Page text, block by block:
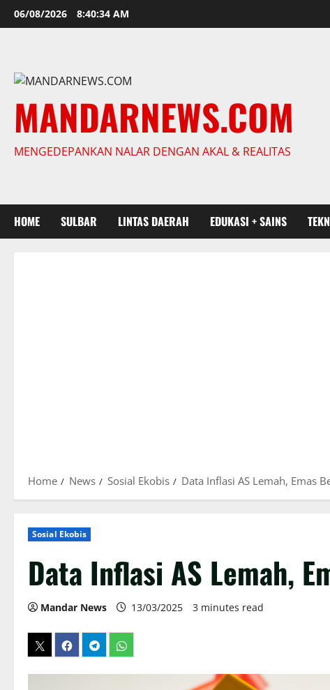
Skip
to
06/08/2026 8:40:35 AM
MANDARNEWS.COM
MENGEDEPANKAN NALAR DENGAN AKAL & REALITAS
HOME SULBAR LINTAS DAERAH EDUKASI + SAINS
Home News Sosial Ekobis Data Inflasi AS Lemah, Emas
Sosial Ekobis
Data Inflasi AS Lemah,
Mandar News 13/03/2025 3 minutes read